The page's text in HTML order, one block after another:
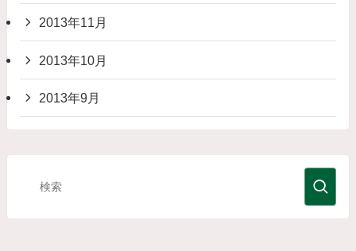
2013年11月
2013年10月
2013年9月